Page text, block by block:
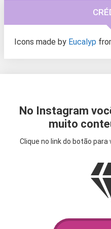
Icons made by Eucalyp
No Instagram
muito
Clique no link do botão